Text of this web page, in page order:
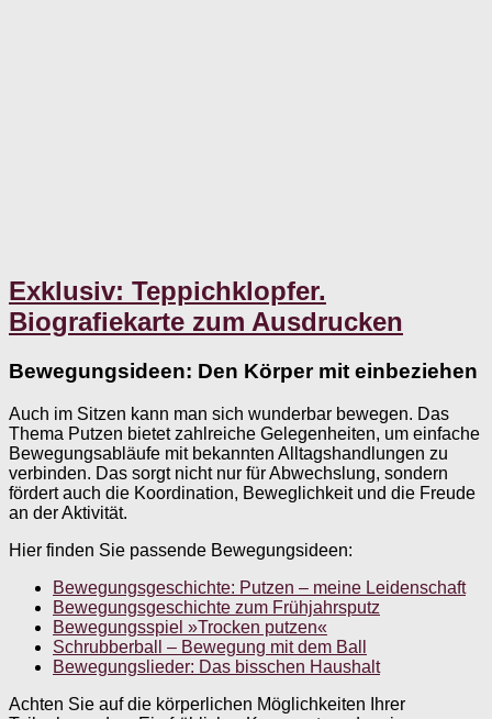
Exklusiv: Teppichklopfer.
Biografiekarte zum Ausdrucken
Bewegungsideen: Den Körper mit einbeziehen
Auch im Sitzen kann man sich wunderbar bewegen. Das
Thema Putzen bietet zahlreiche Gelegenheiten, um einfache
Bewegungsabläufe mit bekannten Alltagshandlungen zu
verbinden. Das sorgt nicht nur für Abwechslung, sondern
fördert auch die Koordination, Beweglichkeit und die Freude
an der Aktivität.
Hier finden Sie passende Bewegungsideen:
Bewegungsgeschichte: Putzen – meine Leidenschaft
Bewegungsgeschichte zum Frühjahrsputz
Bewegungsspiel »Trocken putzen«
Schrubberball – Bewegung mit dem Ball
Bewegungslieder: Das bisschen Haushalt
Achten Sie auf die körperlichen Möglichkeiten Ihrer